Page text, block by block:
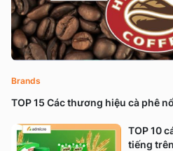
TOP 15 Các thương hiệu cà phê
Brands
TOP 10
tiếng